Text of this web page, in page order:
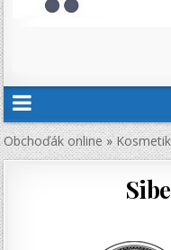
Obchoďák online»